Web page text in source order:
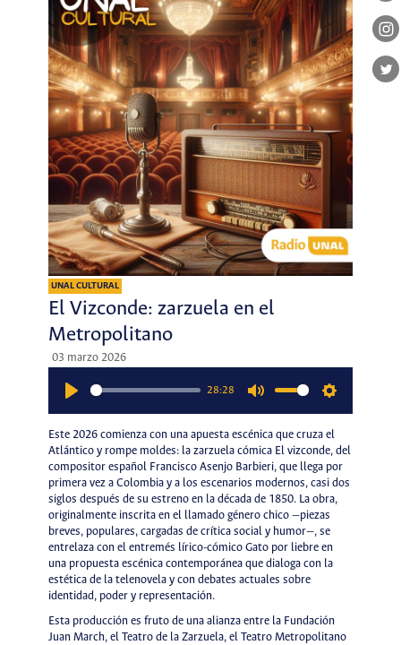
UNAL CULTURAL
El Vizconde: zarzuela en el
Metropolitano
03 marzo 2026
28:28
Este 2026 comienza con una apuesta escénica que cruza el
Atlántico y rompe moldes: la zarzuela cómica El vizconde, del
compositor español Francisco Asenjo Barbieri, que llega por
primera vez a Colombia y a los escenarios modernos, casi dos
siglos después de su estreno en la década de 1850. La obra,
originalmente inscrita en el llamado género chico —piezas
breves, populares, cargadas de crítica social y humor—, se
entrelaza con el entremés lírico-cómico Gato por liebre en
una propuesta escénica contemporánea que dialoga con la
estética de la telenovela y con debates actuales sobre
identidad, poder y representación.
Esta producción es fruto de una alianza entre la Fundación
Juan March, el Teatro de la Zarzuela, el Teatro Metropolitano